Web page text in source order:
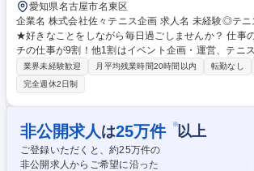
愛知県名古屋市名東区
企業名 株式会社佐々テニス企画 求人名 未経験◎テニスインストラクター
★好きなことをしながら毎日過ごしませんか？ 仕事の内容 レッスンコー
チの仕事が9割！他1割はイベント企画・運営、テニ
商品の仕入などもお任せします！ 【この仕事の魅力】 生徒さんを含めて
テニス合宿や海外ツアー観戦、大忘年会などのイベン
す★これらのイベント企画は自分たちで考え、実行す
で、新しい知識やスキル、経験が身につきます！ ま
く、会社の雰囲気がとても良い事も当社の魅力です
間と室内テニスコートが使い放題♪ 募集職種 未経験◎テニスインストラク
ター★好きなことをしながら毎日過ごしませんか？
業界未経験歓迎 月平均残業時間20時間以内 転勤なし
完全週休2日制
非公開求人 は25万件 ※以上
ご登録いただくと、約25万件の
非公開求人からご希望に沿った